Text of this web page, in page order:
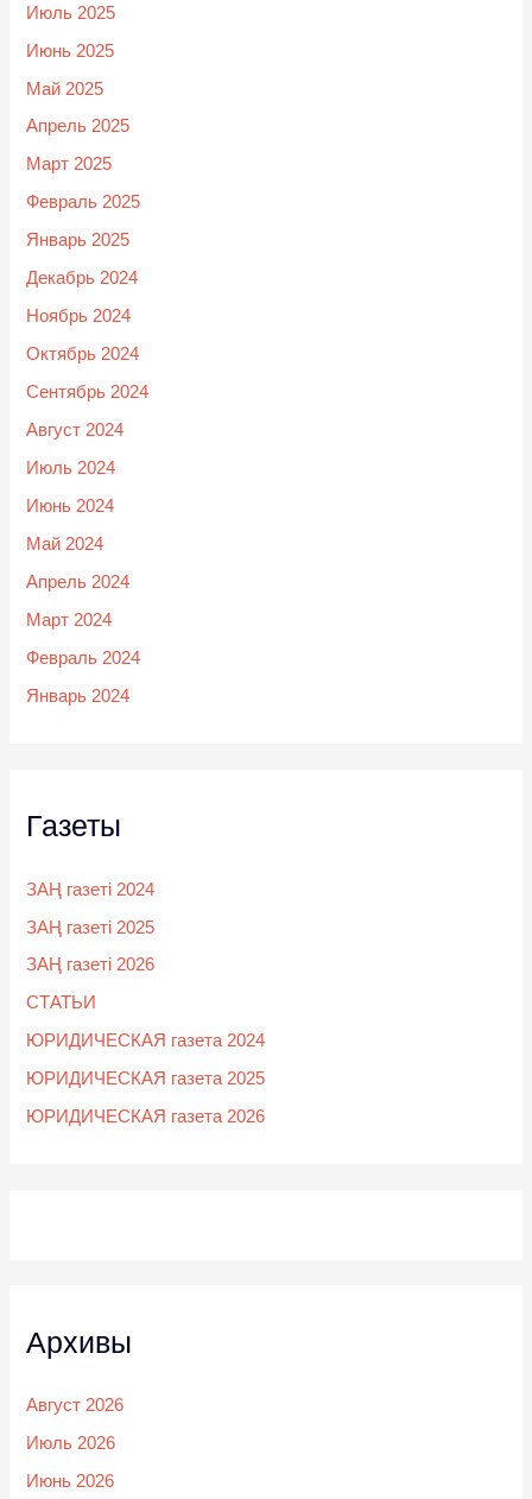
Июль 2025
Июнь 2025
Май 2025
Апрель 2025
Март 2025
Февраль 2025
Январь 2025
Декабрь 2024
Ноябрь 2024
Октябрь 2024
Сентябрь 2024
Август 2024
Июль 2024
Июнь 2024
Май 2024
Апрель 2024
Март 2024
Февраль 2024
Январь 2024
Газеты
ЗАҢ газеті 2024
ЗАҢ газеті 2025
ЗАҢ газеті 2026
СТАТЬИ
ЮРИДИЧЕСКАЯ газета 2024
ЮРИДИЧЕСКАЯ газета 2025
ЮРИДИЧЕСКАЯ газета 2026
Архивы
Август 2026
Июль 2026
Июнь 2026